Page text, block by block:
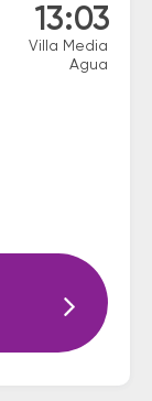
13:03
Villa Media
Agua